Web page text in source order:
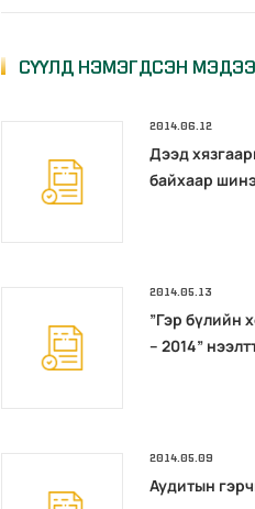
СҮҮЛД НЭМЭГДСЭН
2014.06.12
Дээд
байхаар
2014.05.13
”Гэр бүлийн
– 2014”
2014.05.09
Аудитын